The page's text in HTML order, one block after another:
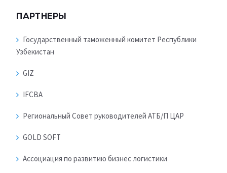
ПАРТНЕРЫ
Государственный таможенный комитет Республики
Узбекистан
GIZ
IFCBA
Региональный Совет руководителей АТБ/П ЦАР
GOLD SOFT
Ассоциация по развитию бизнес логистики